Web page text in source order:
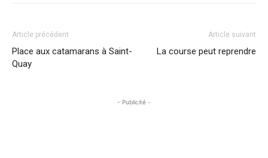
Article précédent
Place aux catamarans à Saint-
Quay
Article suivant
La course peut reprendre
- Publicité -